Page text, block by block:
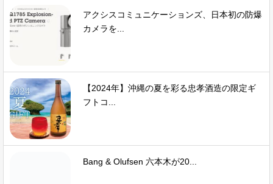
アクシスコミュニケーションズ、日本初の防爆
カメラを...
【2024年】沖縄の夏を彩る忠孝酒造の限定ギ
フトコ...
Bang & Olufsen 六本木が20...